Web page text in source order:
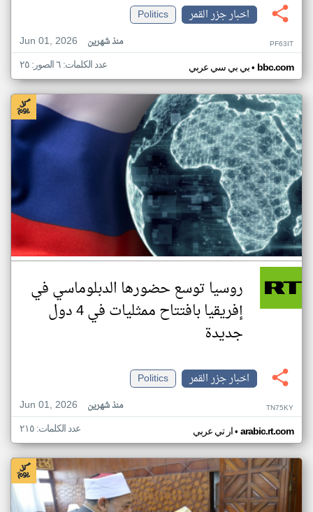
اخبار جزر القمر
Politics
Jun 01, 2026
منذ شهرين PF63IT
بي بي سي عربي• bbc.com عدد الكلمات: ٦ الصور: ٢٥
روسيا توسع حضورها الدبلوماسي في
إفريقيا بافتتاح ممثليات في 4 دول
جديدة
اخبار جزر القمر
Politics
Jun 01, 2026
منذ شهرين TN75KY
ار تي عربي• arabic.rt.com عدد الكلمات: ٢١٥